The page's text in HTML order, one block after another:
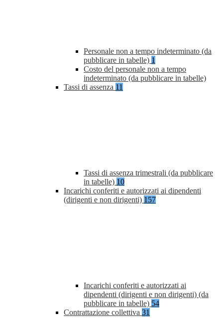
Personale non a tempo indeterminato (da
pubblicare in tabelle) 1
Costo del personale non a tempo
indeterminato (da pubblicare in tabelle)
Tassi di assenza 11
Tassi di assenza trimestrali (da pubblicare
in tabelle) 10
Incarichi conferiti e autorizzati ai dipendenti
(dirigenti e non dirigenti) 157
Incarichi conferiti e autorizzati ai
dipendenti (dirigenti e non dirigenti) (da
pubblicare in tabelle) 54
Contrattazione collettiva 31